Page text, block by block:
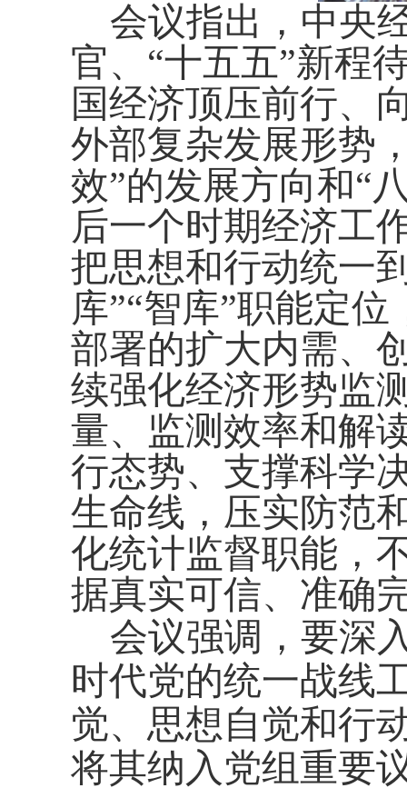
会议指出，中央
官、“十五五”新程
国经济顶压前行、
外部复杂发展形势
效”的发展方向和“
后一个时期经济工
把思想和行动统一
库”“智库”职能定
部署的扩大内需、
续强化经济形势监
量、监测效率和解
行态势、支撑科学
生命线，压实防范
化统计监督职能，
据真实可信、准确
会议强调，要深
时代党的统一战线
觉、思想自觉和行
将其纳入党组重要